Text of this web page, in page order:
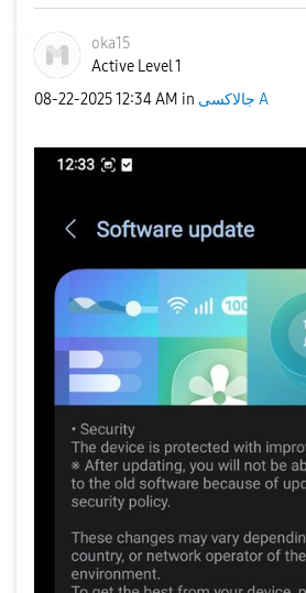
oka15
Active Level 1
‎08-22-202512:34 AM in جالاكسى A